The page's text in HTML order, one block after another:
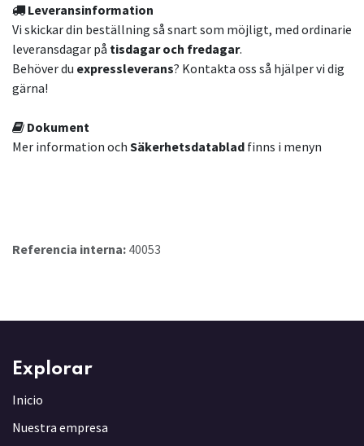
Leveransinformation
Vi skickar din beställning så snart som möjligt, med ordinarie
leveransdagar på tisdagar och fredagar.
Behöver du expressleverans? Kontakta oss så hjälper vi dig
gärna!
Dokument
Mer information och Säkerhetsdatablad finns i menyn
Referencia interna: 40053
Explorar
Inicio
Nuestra empresa